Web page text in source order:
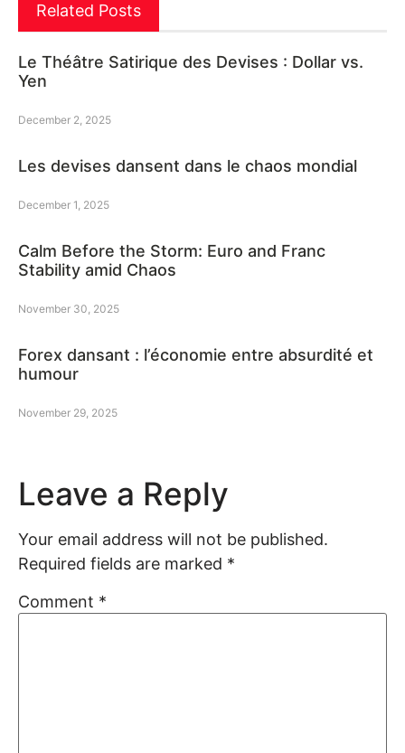
Related Posts
Le Théâtre Satirique des Devises : Dollar vs.
Yen
December 2, 2025
Les devises dansent dans le chaos mondial
December 1, 2025
Calm Before the Storm: Euro and Franc
Stability amid Chaos
November 30, 2025
Forex dansant : l’économie entre absurdité et
humour
November 29, 2025
Leave a Reply
Your email address will not be published.
Required fields are marked *
Comment *